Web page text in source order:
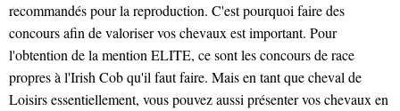
recommandés pour la reproduction. C'est pourquoi faire des
concours afin de valoriser vos chevaux est important. Pour
l'obtention de la mention ELITE, ce sont les concours de race
propres à l'Irish Cob qu'il faut faire. Mais en tant que cheval de
Loisirs essentiellement, vous pouvez aussi présenter vos chevaux en